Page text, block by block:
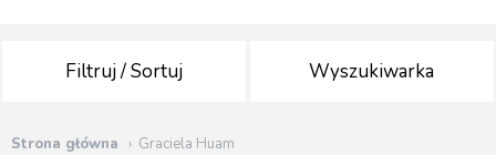
Filtruj / Sortuj Wyszukiwarka
Strona główna Graciela Huam